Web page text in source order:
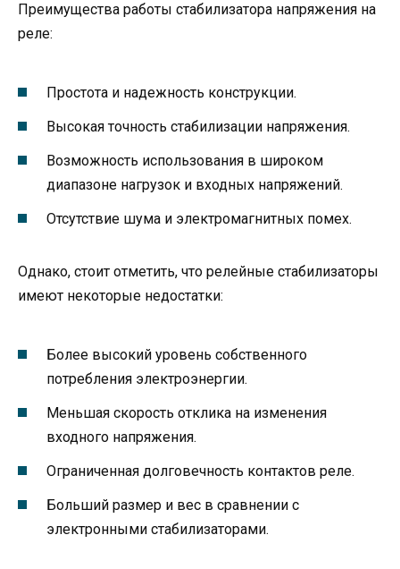
Преимущества работы стабилизатора напряжения на
реле:
Простота и надежность конструкции.
Высокая точность стабилизации напряжения.
Возможность использования в широком
диапазоне нагрузок и входных напряжений.
Отсутствие шума и электромагнитных помех.
Однако, стоит отметить, что релейные стабилизаторы
имеют некоторые недостатки:
Более высокий уровень собственного
потребления электроэнергии.
Меньшая скорость отклика на изменения
входного напряжения.
Ограниченная долговечность контактов реле.
Больший размер и вес в сравнении с
электронными стабилизаторами.